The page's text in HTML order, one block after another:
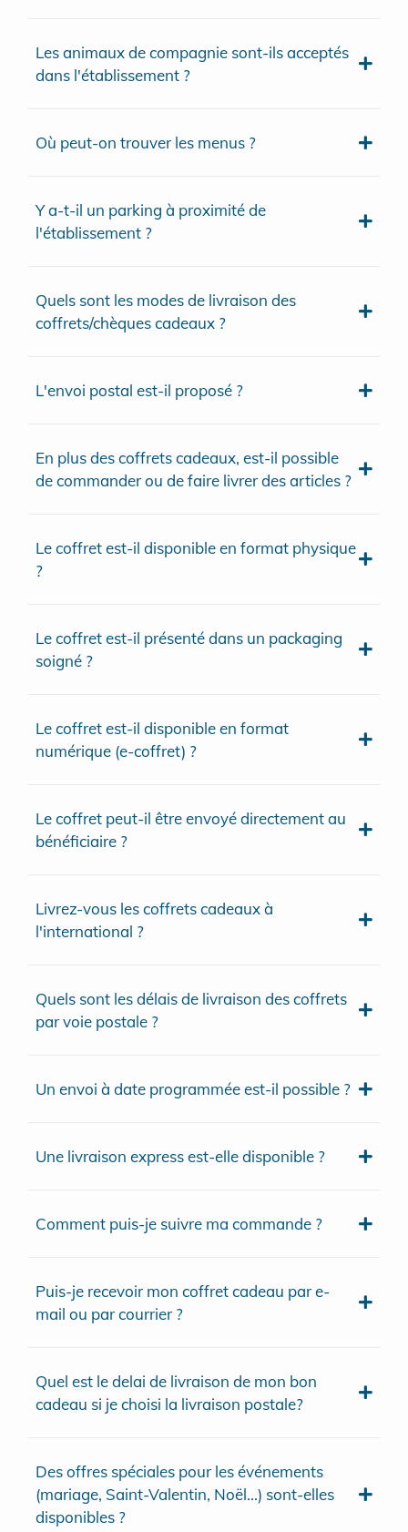
Les animaux de compagnie sont-ils acceptés
dans l'établissement ?
Où peut-on trouver les menus ?
Y a-t-il un parking à proximité de
l'établissement ?
Quels sont les modes de livraison des
coffrets/chèques cadeaux ?
L'envoi postal est-il proposé ?
En plus des coffrets cadeaux, est-il possible
de commander ou de faire livrer des articles ?
Le coffret est-il disponible en format physique
?
Le coffret est-il présenté dans un packaging
soigné ?
Le coffret est-il disponible en format
numérique (e-coffret) ?
Le coffret peut-il être envoyé directement au
bénéficiaire ?
Livrez-vous les coffrets cadeaux à
l'international ?
Quels sont les délais de livraison des coffrets
par voie postale ?
Un envoi à date programmée est-il possible ?
Une livraison express est-elle disponible ?
Comment puis-je suivre ma commande ?
Puis-je recevoir mon coffret cadeau par e-
mail ou par courrier ?
Quel est le delai de livraison de mon bon
cadeau si je choisi la livraison postale?
Des offres spéciales pour les événements
(mariage, Saint-Valentin, Noël...) sont-elles
disponibles ?